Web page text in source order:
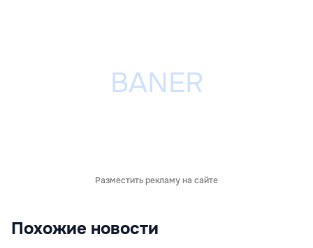
Разместить рекламу на сайте
Похожие новости